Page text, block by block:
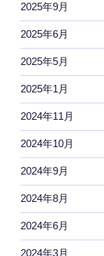
2025年9月
2025年6月
2025年5月
2025年1月
2024年11月
2024年10月
2024年9月
2024年8月
2024年6月
2024年3月